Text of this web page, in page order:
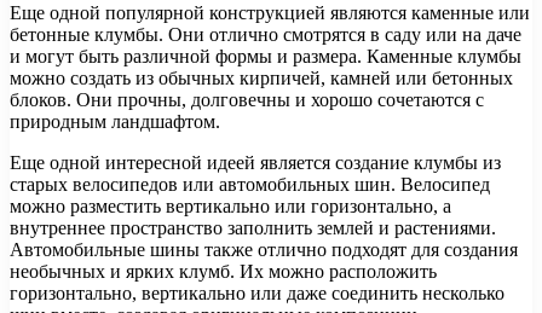
Еще одной популярной конструкцией являются каменные или
бетонные клумбы. Они отлично смотрятся в саду или на даче
и могут быть различной формы и размера. Каменные клумбы
можно создать из обычных кирпичей, камней или бетонных
блоков. Они прочны, долговечны и хорошо сочетаются с
природным ландшафтом.
Еще одной интересной идеей является создание клумбы из
старых велосипедов или автомобильных шин. Велосипед
можно разместить вертикально или горизонтально, а
внутреннее пространство заполнить землей и растениями.
Автомобильные шины также отлично подходят для создания
необычных и ярких клумб. Их можно расположить
горизонтально, вертикально или даже соединить несколько